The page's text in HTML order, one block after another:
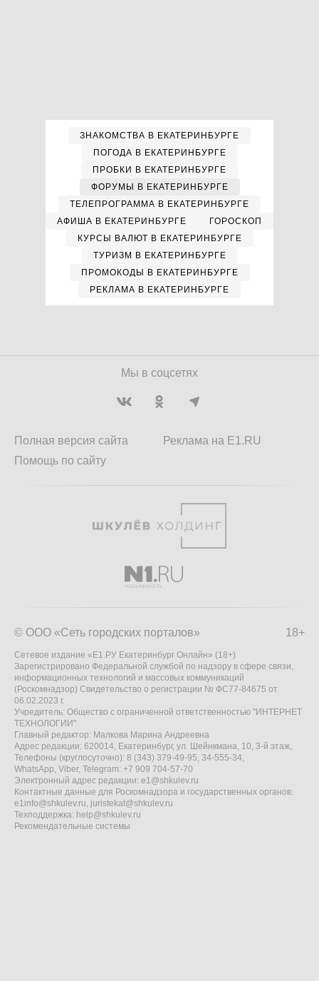
ЗНАКОМСТВА В ЕКАТЕРИНБУРГЕ
ПОГОДА В ЕКАТЕРИНБУРГЕ
ПРОБКИ В ЕКАТЕРИНБУРГЕ
ФОРУМЫ В ЕКАТЕРИНБУРГЕ
ТЕЛЕПРОГРАММА В ЕКАТЕРИНБУРГЕ
АФИША В ЕКАТЕРИНБУРГЕ
ГОРОСКОП
КУРСЫ ВАЛЮТ В ЕКАТЕРИНБУРГЕ
ТУРИЗМ В ЕКАТЕРИНБУРГЕ
ПРОМОКОДЫ В ЕКАТЕРИНБУРГЕ
РЕКЛАМА В ЕКАТЕРИНБУРГЕ
Мы в соцсетях
Полная версия сайта
Помощь по сайту
Реклама на E1.RU
18+
© ООО «Сеть городских порталов»
Сетевое издание «Е1.РУ Екатеринбург Онлайн» (18+)
Зарегистрировано Федеральной службой по надзору в сфере связи,
информационных технологий и массовых коммуникаций
(Роскомнадзор) Свидетельство о регистрации № ФС77-84675 от
06.02.2023 г.
Учредитель: Общество с ограниченной ответственностью "ИНТЕРНЕТ
ТЕХНОЛОГИИ"
Главный редактор: Малкова Марина Андреевна
Адрес редакции: 620014, Екатеринбург, ул. Шейнкмана, 10, 3-й этаж,
Телефоны (круглосуточно): 8 (343) 379-49-95, 34-555-34,
WhatsApp, Viber, Telegram: +7 909 704-57-70
Электронный адрес редакции: e1@shkulev.ru
Контактные данные для Роскомнадзора и государственных органов:
e1info@shkulev.ru, juristekat@shkulev.ru
Техподдержка: help@shkulev.ru
Рекомендательные системы